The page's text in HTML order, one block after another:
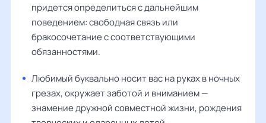
придется определиться с дальнейшим
поведением: свободная связь или
бракосочетание с соответствующими
обязанностями.
Любимый буквально носит вас на руках в ночных
грезах, окружает заботой и вниманием —
знамение дружной совместной жизни, рождения